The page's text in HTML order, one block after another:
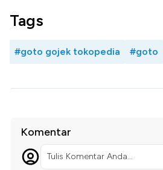
Tags
#goto gojek tokopedia #goto
Komentar
Tulis Komentar Anda...